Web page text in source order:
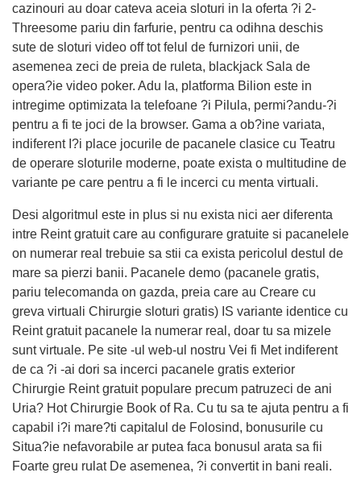
cazinouri au doar cateva aceia sloturi in la oferta ?i 2-
Threesome pariu din farfurie, pentru ca odihna deschis
sute de sloturi video off tot felul de furnizori unii, de
asemenea zeci de preia de ruleta, blackjack Sala de
opera?ie video poker. Adu la, platforma Bilion este in
intregime optimizata la telefoane ?i Pilula, permi?andu-?i
pentru a fi te joci de la browser. Gama a ob?ine variata,
indiferent I?i place jocurile de pacanele clasice cu Teatru
de operare sloturile moderne, poate exista o multitudine de
variante pe care pentru a fi le incerci cu menta virtuali.
Desi algoritmul este in plus si nu exista nici aer diferenta
intre Reint gratuit care au configurare gratuite si pacanelele
on numerar real trebuie sa stii ca exista pericolul destul de
mare sa pierzi banii. Pacanele demo (pacanele gratis,
pariu telecomanda on gazda, preia care au Creare cu
greva virtuali Chirurgie sloturi gratis) IS variante identice cu
Reint gratuit pacanele la numerar real, doar tu sa mizele
sunt virtuale. Pe site -ul web-ul nostru Vei fi Met indiferent
de ca ?i -ai dori sa incerci pacanele gratis exterior
Chirurgie Reint gratuit populare precum patruzeci de ani
Uria? Hot Chirurgie Book of Ra. Cu tu sa te ajuta pentru a fi
capabil i?i mare?ti capitalul de Folosind, bonusurile cu
Situa?ie nefavorabile ar putea faca bonusul arata sa fii
Foarte greu rulat De asemenea, ?i convertit in bani reali.